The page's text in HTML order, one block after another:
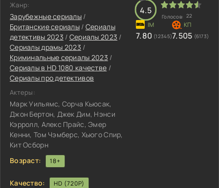
Жанр:
Зарубежные сериалы /
Британские сериалы / Сериалы
детективы 2023 / Сериалы 2023 /
Сериалы драмы 2023 /
Криминальные сериалы 2023 /
Сериалы в HD 1080 качестве /
Сериалы про детективов
Актеры:
Марк Уильямс, Сорча Кьюсак,
Джон Бертон, Джек Дим, Нэнси
Кэрролл, Алекс Прайс, Эмер
Кенни, Том Чэмберс, Хьюго Спир,
Кит Осборн
Возраст:
18+
4.5
Голосов: 22
7.80 (12345)7.505 (6173)
Качество: HD (720P)